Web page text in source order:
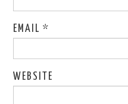
EMAIL*
WEBSITE